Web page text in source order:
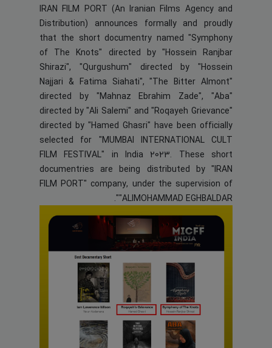
IRAN FILM PORT (An Iranian Films Agency and
Distribution) announces formally and proudly
that the short documentry named "Symphony
of The Knots" directed by "Hossein Ranjbar
Shirazi", "Qurgushum" directed by "Hossein
Najjari & Fatima Siahati", "The Bitter Almont"
directed by "Mahnaz Ebrahim Zade", "Aba"
directed by "Ali Salemi" and "Roqayeh Grievance"
directed by "Hamed Ghasri" have been officially
selected for "MUMBAI INTERNATIONAL CULT
FILM FESTIVAL" in India 2023. These short
documentries are being distributed by "IRAN
FILM PORT" company, under the supervision of
"ALIMOHAMMAD EGHBALDAR".